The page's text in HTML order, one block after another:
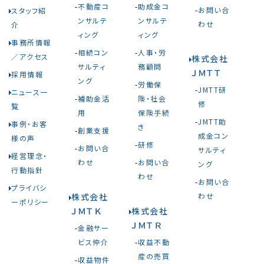
スタッフ紹
介
事務所情報
／アクセス
採用情報
ニュース一
覧
事例・お客
様の声
経営理念・
行動指針
プライバシ
ーポリシー
不動産コ
ンサルテ
ィング
相続コン
サルティ
ング
補助金活
用
創業支援
お問い合
わせ
株式会社
ＪＭＴＫ
金融サー
ビス仲介
収益物件
助成金コ
ンサルテ
ィング
人事・労
務顧問
労働保
険・社会
保険手続
き
研修
お問い合
わせ
株式会社
ＪＭＴＲ
収益不動
産の売買
お問い合
わせ
株式会社
ＪＭＴＴ
JMTT研
修
JMTT助
成金コン
サルティ
ング
お問い合
わせ